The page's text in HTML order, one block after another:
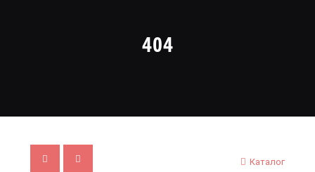
404
Каталог